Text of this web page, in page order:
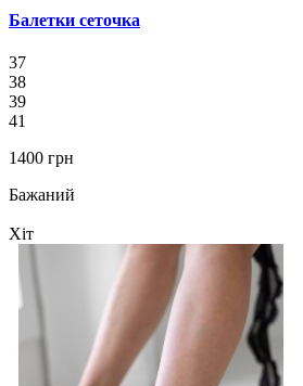
Балетки сеточка
37
38
39
41
1400 грн
Бажаний
Хіт